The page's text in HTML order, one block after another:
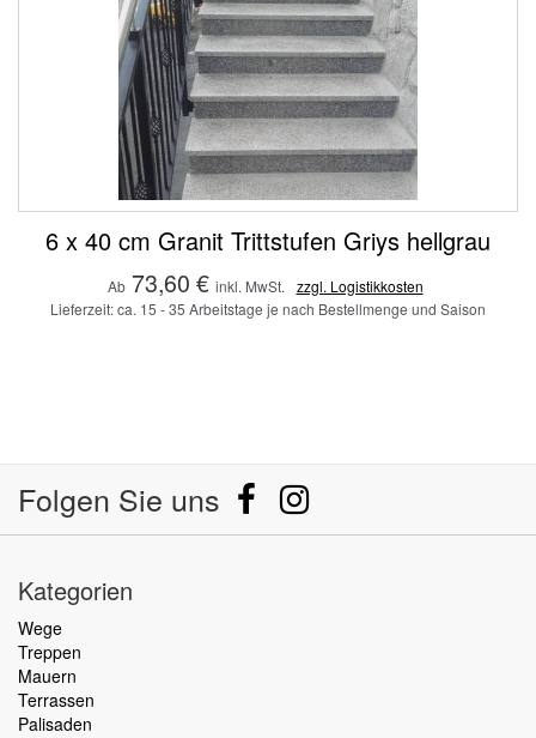
6 x 40 cm Granit Trittstufen Griys hellgrau
Ab 73,60 € inkl. MwSt.
zzgl. Logistikkosten
Lieferzeit: ca. 15 - 35 Arbeitstage je nach Bestellmenge und Saison
Folgen Sie uns
Kategorien
Wege
Treppen
Mauern
Terrassen
Palisaden